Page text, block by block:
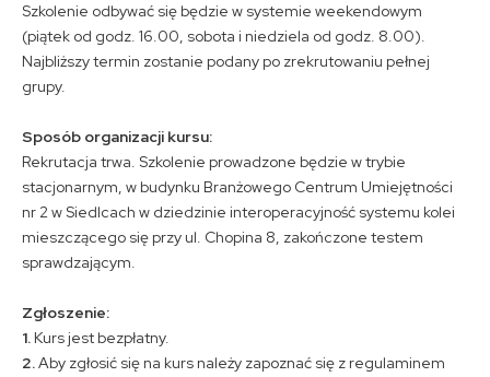
Szkolenie odbywać się będzie w systemie weekendowym
(piątek od godz. 16.00, sobota i niedziela od godz. 8.00).
Najbliższy termin zostanie podany po zrekrutowaniu pełnej
grupy.
Sposób organizacji kursu:
Rekrutacja trwa. Szkolenie prowadzone będzie w trybie
stacjonarnym, w budynku Branżowego Centrum Umiejętności
nr 2 w Siedlcach w dziedzinie interoperacyjność systemu kolei
mieszczącego się przy ul. Chopina 8, zakończone testem
sprawdzającym.
Zgłoszenie:
1. Kurs jest bezpłatny.
2.Aby zgłosić się na kurs należy zapoznać się z regulaminem